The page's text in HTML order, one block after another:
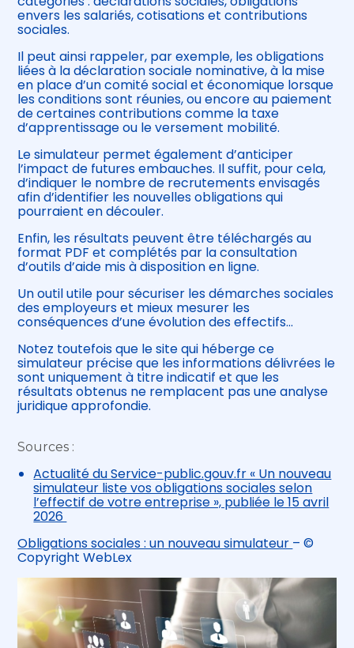
envers les salariés, cotisations et contributions
sociales.
Il peut ainsi rappeler, par exemple, les obligations
liées à la déclaration sociale nominative, à la mise
en place d’un comité social et économique lorsque
les conditions sont réunies, ou encore au paiement
de certaines contributions comme la taxe
d’apprentissage ou le versement mobilité.
Le simulateur permet également d’anticiper
l’impact de futures embauches. Il suffit, pour cela,
d’indiquer le nombre de recrutements envisagés
afin d’identifier les nouvelles obligations qui
pourraient en découler.
Enfin, les résultats peuvent être téléchargés au
format PDF et complétés par la consultation
d’outils d’aide mis à disposition en ligne.
Un outil utile pour sécuriser les démarches sociales
des employeurs et mieux mesurer les
conséquences d’une évolution des effectifs…
Notez toutefois que le site qui héberge ce
simulateur précise que les informations délivrées le
sont uniquement à titre indicatif et que les
résultats obtenus ne remplacent pas une analyse
juridique approfondie.
Sources :
Actualité du Service-public.gouv.fr « Un nouveau
simulateur liste vos obligations sociales selon
l’effectif de votre entreprise », publiée le 15 avril
2026
Obligations sociales : un nouveau simulateur – ©
Copyright WebLex